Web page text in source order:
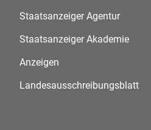
Staatsanzeiger Agentur
Staatsanzeiger Akademie
Anzeigen
Landesausschreibungsblatt